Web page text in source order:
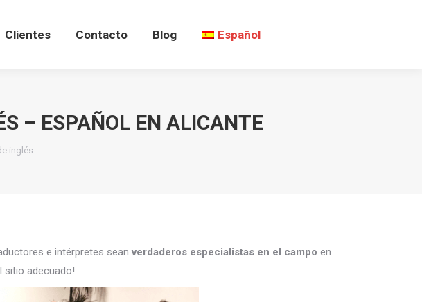
Clientes Contacto Blog Español
– ESPAÑOL EN ALICANTE
inglés…
e intérpretes sean verdaderos especialistas en el campo en
sitio adecuado!